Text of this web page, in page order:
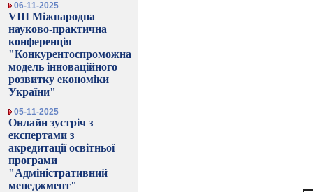
06-11-2025
VIII Міжнародна
науково-практична
конференція
"Конкурентоспроможна
модель інноваційного
розвитку економіки
України"
05-11-2025
Онлайн зустріч з
експертами з
акредитації освітньої
програми
"Адміністративний
менеджмент"